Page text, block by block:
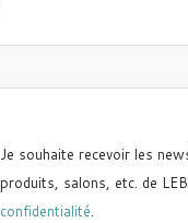
Je souhaite recevoir les
produits, salons, etc. de
confidentialité.